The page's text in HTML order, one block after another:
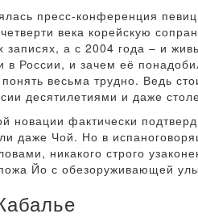
пресс-конференция
века корейскую
записях, а с 2004 года – и
в России, и зачем её
весьма трудно. Ведь
десятилетиями и даже
новации фактически
даже Чой. Но в
никакого строго
Йо с обезоруживающей